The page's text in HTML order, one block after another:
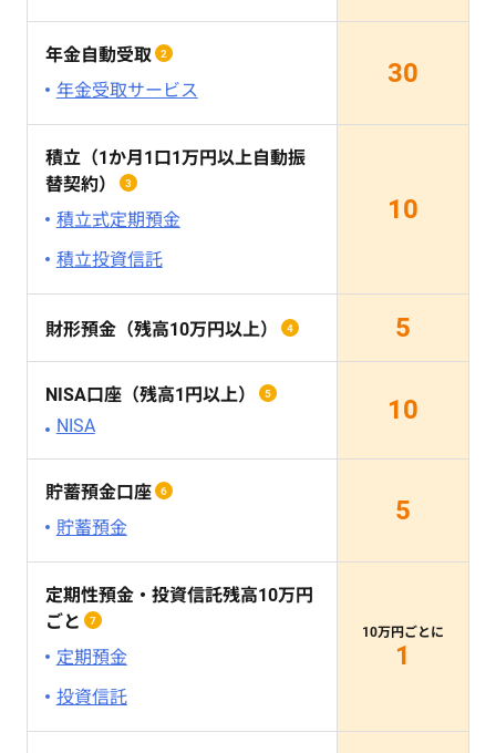
年金自動受取 2
年金受取サービス
30
積立（1か月1口1万円以上自動振
替契約）
3
積立式定期預金
積立投資信託
10
財形預金（残高10万円以上） 4 5
NISA口座（残高1円以上） 5
NISA
10
貯蓄預金口座 6
貯蓄預金
5
定期性預金・投資信託残高10万円
ごと
7
定期預金
投資信託
10万円ごとに
1